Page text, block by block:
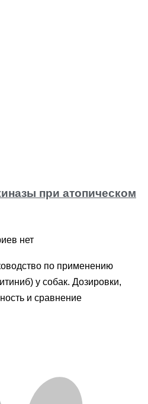
при атопическом
нет
по применению
у собак. Дозировки,
и сравнение